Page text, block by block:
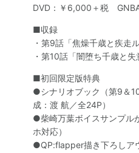
DVD：￥6,000＋税
■収録
・第9話「焦燥千歳と疾走
・第10話「闇堕ち千歳と失
■初回限定版特典
●シナリオブック（第9＆
成：渡 航／全24P）
●柴崎万葉ボイスサンプル
ホ対応）
●QP:flapper描き下ろしア